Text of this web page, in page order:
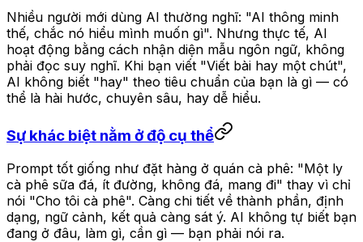
Nhiều người mới dùng AI thường nghĩ: "AI thông minh
thế, chắc nó hiểu mình muốn gì". Nhưng thực tế, AI
hoạt động bằng cách nhận diện mẫu ngôn ngữ, không
phải đọc suy nghĩ. Khi bạn viết "Viết bài hay một chút",
AI không biết "hay" theo tiêu chuẩn của bạn là gì — có
thể là hài hước, chuyên sâu, hay dễ hiểu.
Sự khác biệt nằm ở độ cụ thể
Prompt tốt giống như đặt hàng ở quán cà phê: "Một ly
cà phê sữa đá, ít đường, không đá, mang đi" thay vì chỉ
nói "Cho tôi cà phê". Càng chi tiết về thành phần, định
dạng, ngữ cảnh, kết quả càng sát ý. AI không tự biết bạn
đang ở đâu, làm gì, cần gì — bạn phải nói ra.